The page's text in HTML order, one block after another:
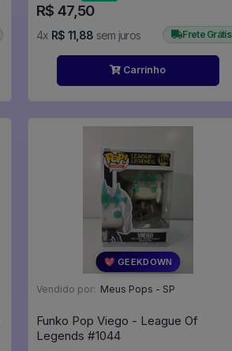
R$ 47,50
4x R$ 11,88 sem juros Frete Grátis
Carrinho
💖 GEEKDOWN
Vendido por: Meus Pops - SP
Funko Pop Viego - League Of
Legends #1044